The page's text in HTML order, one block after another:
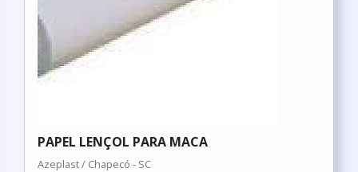
PAPEL LENÇOL PARA MACA
Azeplast / Chapecó - SC